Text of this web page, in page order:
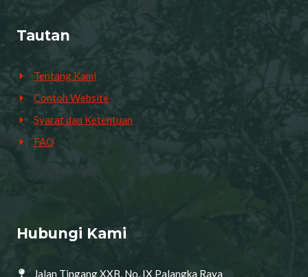
Tautan
Tentang Kami
Contoh Website
Syarat dan Ketentuan
FAQ
Hubungi Kami
Jalan Tingang XXB, No. IX Palangka Raya